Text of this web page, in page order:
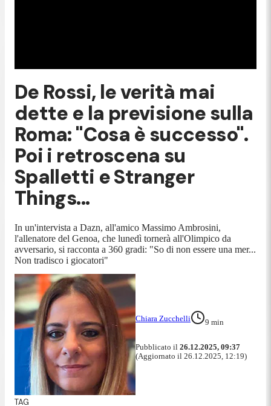
De Rossi, le verità mai
dette e la previsione sulla
Roma: "Cosa è successo".
Poi i retroscena su
Spalletti e Stranger
Things...
In un'intervista a Dazn, all'amico Massimo Ambrosini,
l'allenatore del Genoa, che lunedì tornerà all'Olimpico da
avversario, si racconta a 360 gradi: "So di non essere una mer...
Non tradisco i giocatori"
Chiara Zucchelli 9 min
Pubblicato il 26.12.2025, 09:37
(Aggiornato il 26.12.2025, 12:19)